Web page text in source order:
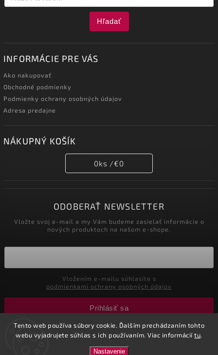
Tento web používa súbory cookie. Ďalším prechádzaním tohto
webu vyjadrujete súhlas s ich používaním. Viac informáciítu.
Nastavenie
Hľadať
INFORMÁCIE PRE VÁS
Ako nakupovať
Obchodné podmienky
Podmienky ochrany osobných údajov
Adresa predajne
NÁKUPNÝ KOŠÍK
0ks /€0
ODOBERAŤ NEWSLETTER
Vložte svoj e-mail a my Vám budeme zasielať informácie o
nových produktoch na našom e-shope.
podmienkami ochrany osobných údajov
Prihlásiť sa
Nastol.sk. Všetky práva vyhradené.